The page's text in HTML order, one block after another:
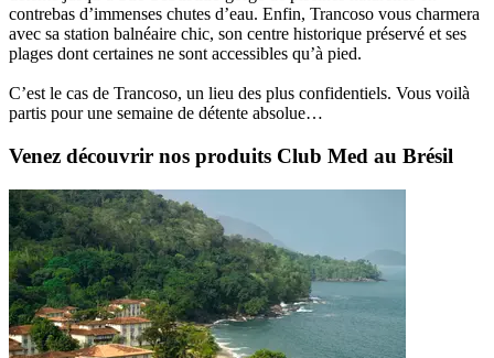
contrebas d’immenses chutes d’eau. Enfin, Trancoso vous charmera
avec sa station balnéaire chic, son centre historique préservé et ses
plages dont certaines ne sont accessibles qu’à pied.
C’est le cas de Trancoso, un lieu des plus confidentiels. Vous voilà
partis pour une semaine de détente absolue…
Venez découvrir nos produits Club Med au Brésil